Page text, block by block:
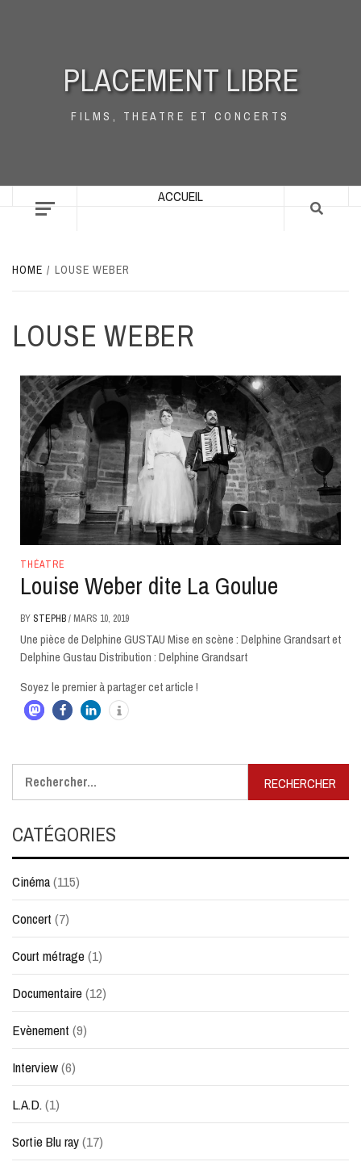
PLACEMENT LIBRE
FILMS, THEATRE ET CONCERTS
ACCUEIL
HOME LOUSE WEBER
LOUSE WEBER
THÉATRE
Louise Weber dite La Goulue
BY STEPHB/ MARS 10, 2019
Une pièce de Delphine GUSTAU Mise en scène : Delphine Grandsart et
Delphine Gustau Distribution : Delphine Grandsart
Soyez le premier à partager cet article !
Rechercher :
CATÉGORIES
Cinéma(115)
Concert (7)
Court métrage(1)
Documentaire(12)
Evènement (9)
Interview(6)
L.A.D.(1)
Sortie Blu ray(17)